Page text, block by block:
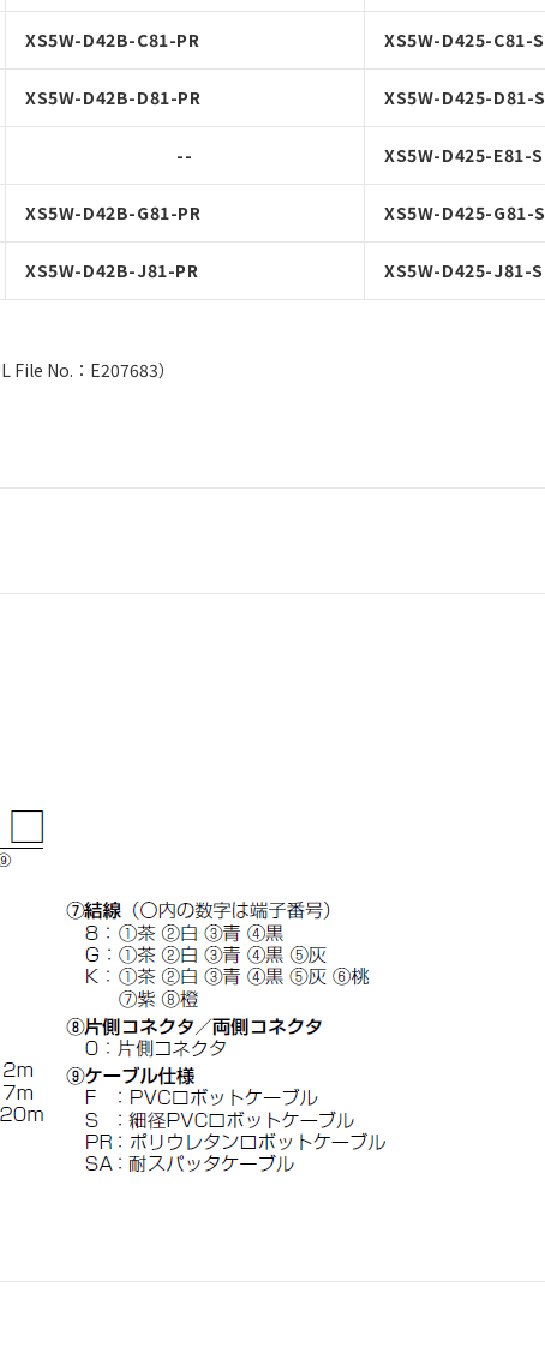
XS5W-D42B-C81-PR XS5W-D425-C81-S
XS5W-D42B-D81-PR XS5W-D425-D81-S
-- XS5W-D425-E81-S
XS5W-D42B-G81-PR XS5W-D425-G81-S
XS5W-D42B-J81-PR XS5W-D425-J81-S
File No.：E207683）